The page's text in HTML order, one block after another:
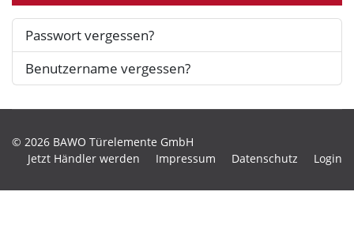
Passwort vergessen?
Benutzername vergessen?
© 2026 BAWO Türelemente GmbH
Jetzt Händler werden
Impressum Datenschutz Login